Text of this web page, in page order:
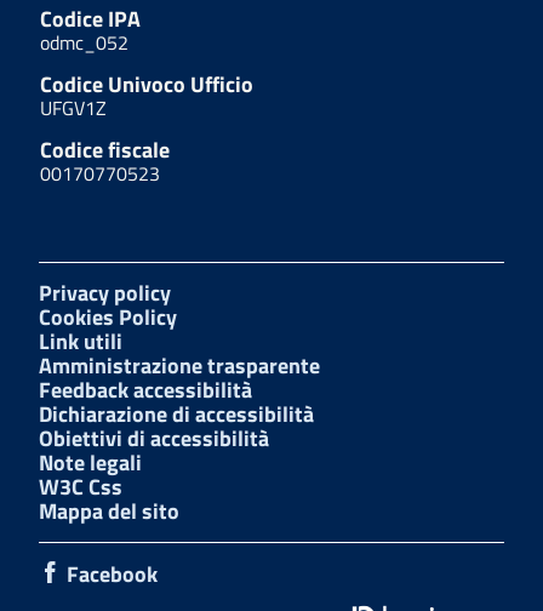
Codice IPA
odmc_052
Codice Univoco Ufficio
UFGV1Z
Codice fiscale
00170770523
Privacy policy
Cookies Policy
Link utili
Amministrazione trasparente
Feedback accessibilità
Dichiarazione di accessibilità
Obiettivi di accessibilità
Note legali
W3C Css
Mappa del sito
Facebook